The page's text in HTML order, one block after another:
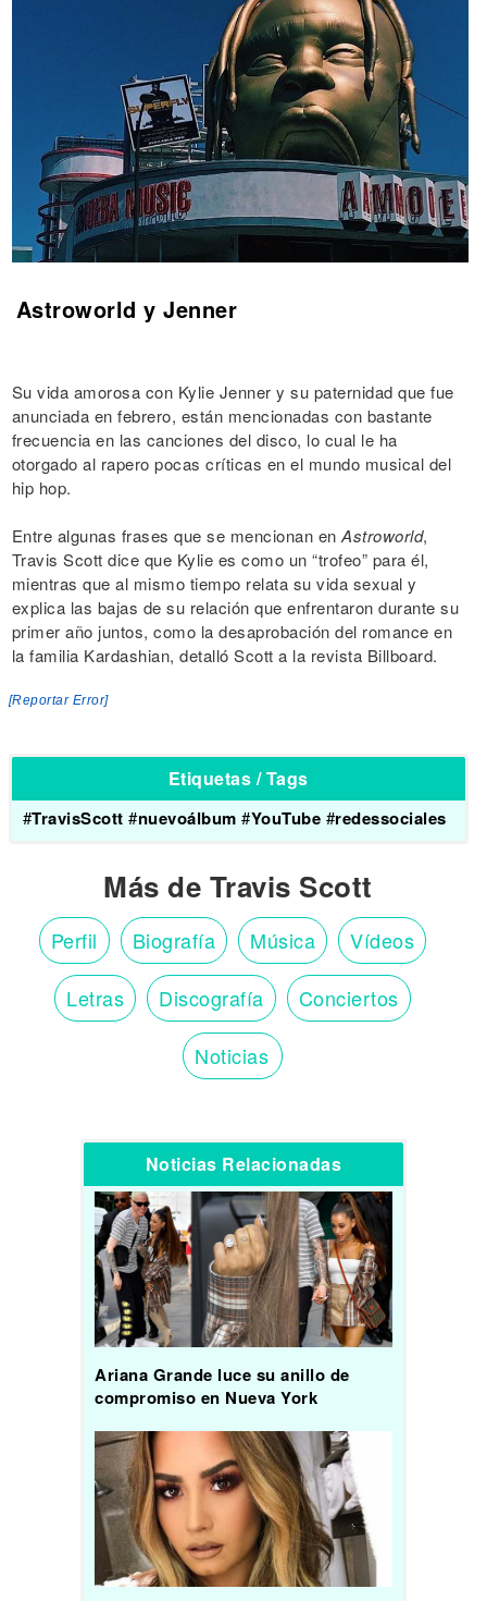
Astroworld y Jenner
Su vida amorosa con Kylie Jenner y su paternidad que fue
anunciada en febrero, están mencionadas con bastante
frecuencia en las canciones del disco, lo cual le ha
otorgado al rapero pocas críticas en el mundo musical del
hip hop.
Entre algunas frases que se mencionan en Astroworld,
Travis Scott dice que Kylie es como un “trofeo” para él,
mientras que al mismo tiempo relata su vida sexual y
explica las bajas de su relación que enfrentaron durante su
primer año juntos, como la desaprobación del romance en
la familia Kardashian, detalló Scott a la revista Billboard.
[Reportar Error]
Etiquetas / Tags
#TravisScott #nuevoálbum #YouTube #redessociales
Más de Travis Scott
Perfil Biografía Música Vídeos
Letras Discografía Conciertos
Noticias
Noticias Relacionadas
Ariana Grande luce su anillo de
compromiso en Nueva York